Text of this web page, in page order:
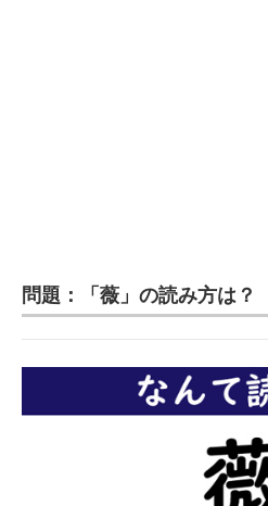
ITエンジニア向け専門サイト
企業向けIT製品の総合サイト
IT製品の技術・比較・事例
モノづくり技術者専門サイト
問題：「薇」の読み方は？